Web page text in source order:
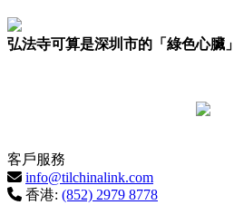
弘法寺可算是深圳市的「綠色心臟」
客戶服務
info@tilchinalink.com
香港: (852) 2979 8778